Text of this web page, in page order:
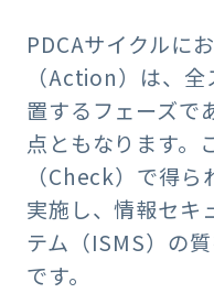
PDCAサイクルに
（Action）は、
置するフェーズで
点ともなります。
（Check）で得
実施し、情報セキ
テム（ISMS）の
です。